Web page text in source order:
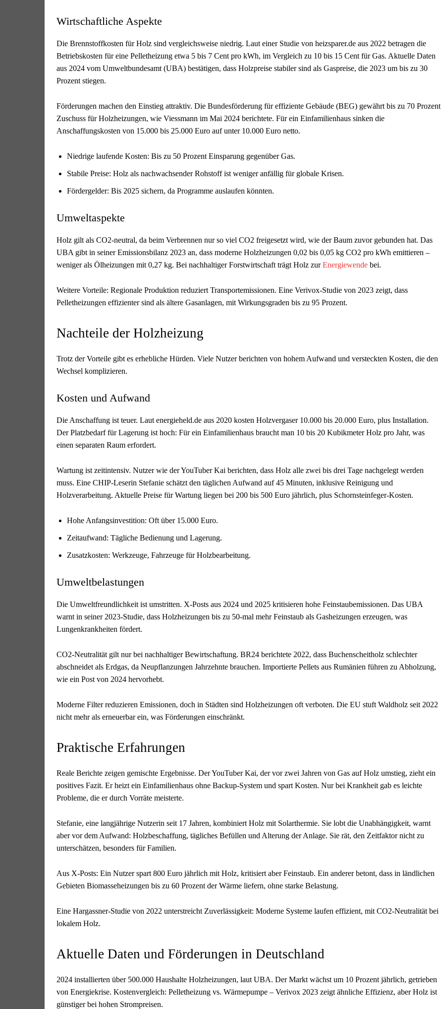
Wirtschaftliche Aspekte
Die Brennstoffkosten für Holz sind vergleichsweise niedrig. Laut einer Studie von heizsparer.de aus 2022 betragen die
Betriebskosten für eine Pelletheizung etwa 5 bis 7 Cent pro kWh, im Vergleich zu 10 bis 15 Cent für Gas. Aktuelle Daten
aus 2024 vom Umweltbundesamt (UBA) bestätigen, dass Holzpreise stabiler sind als Gaspreise, die 2023 um bis zu 30
Prozent stiegen.
Förderungen machen den Einstieg attraktiv. Die Bundesförderung für effiziente Gebäude (BEG) gewährt bis zu 70 Prozent
Zuschuss für Holzheizungen, wie Viessmann im Mai 2024 berichtete. Für ein Einfamilienhaus sinken die
Anschaffungskosten von 15.000 bis 25.000 Euro auf unter 10.000 Euro netto.
Niedrige laufende Kosten: Bis zu 50 Prozent Einsparung gegenüber Gas.
Stabile Preise: Holz als nachwachsender Rohstoff ist weniger anfällig für globale Krisen.
Fördergelder: Bis 2025 sichern, da Programme auslaufen könnten.
Umweltaspekte
Holz gilt als CO2-neutral, da beim Verbrennen nur so viel CO2 freigesetzt wird, wie der Baum zuvor gebunden hat. Das
UBA gibt in seiner Emissionsbilanz 2023 an, dass moderne Holzheizungen 0,02 bis 0,05 kg CO2 pro kWh emittieren –
weniger als Ölheizungen mit 0,27 kg. Bei nachhaltiger Forstwirtschaft trägt Holz zurEnergiewende bei.
Weitere Vorteile: Regionale Produktion reduziert Transportemissionen. Eine Verivox-Studie von 2023 zeigt, dass
Pelletheizungen effizienter sind als ältere Gasanlagen, mit Wirkungsgraden bis zu 95 Prozent.
Nachteile der Holzheizung
Trotz der Vorteile gibt es erhebliche Hürden. Viele Nutzer berichten von hohem Aufwand und versteckten Kosten, die den
Wechsel komplizieren.
Kosten und Aufwand
Die Anschaffung ist teuer. Laut energieheld.de aus 2020 kosten Holzvergaser 10.000 bis 20.000 Euro, plus Installation.
Der Platzbedarf für Lagerung ist hoch: Für ein Einfamilienhaus braucht man 10 bis 20 Kubikmeter Holz pro Jahr, was
einen separaten Raum erfordert.
Wartung ist zeitintensiv. Nutzer wie der YouTuber Kai berichten, dass Holz alle zwei bis drei Tage nachgelegt werden
muss. Eine CHIP-Leserin Stefanie schätzt den täglichen Aufwand auf 45 Minuten, inklusive Reinigung und
Holzverarbeitung. Aktuelle Preise für Wartung liegen bei 200 bis 500 Euro jährlich, plus Schornsteinfeger-Kosten.
Hohe Anfangsinvestition: Oft über 15.000 Euro.
Zeitaufwand: Tägliche Bedienung und Lagerung.
Zusatzkosten: Werkzeuge, Fahrzeuge für Holzbearbeitung.
Umweltbelastungen
Die Umweltfreundlichkeit ist umstritten. X-Posts aus 2024 und 2025 kritisieren hohe Feinstaubemissionen. Das UBA
warnt in seiner 2023-Studie, dass Holzheizungen bis zu 50-mal mehr Feinstaub als Gasheizungen erzeugen, was
Lungenkrankheiten fördert.
CO2-Neutralität gilt nur bei nachhaltiger Bewirtschaftung. BR24 berichtete 2022, dass Buchenscheitholz schlechter
abschneidet als Erdgas, da Neupflanzungen Jahrzehnte brauchen. Importierte Pellets aus Rumänien führen zu Abholzung,
wie ein Post von 2024 hervorhebt.
Moderne Filter reduzieren Emissionen, doch in Städten sind Holzheizungen oft verboten. Die EU stuft Waldholz seit 2022
nicht mehr als erneuerbar ein, was Förderungen einschränkt.
Praktische Erfahrungen
Reale Berichte zeigen gemischte Ergebnisse. Der YouTuber Kai, der vor zwei Jahren von Gas auf Holz umstieg, zieht ein
positives Fazit. Er heizt ein Einfamilienhaus ohne Backup-System und spart Kosten. Nur bei Krankheit gab es leichte
Probleme, die er durch Vorräte meisterte.
Stefanie, eine langjährige Nutzerin seit 17 Jahren, kombiniert Holz mit Solarthermie. Sie lobt die Unabhängigkeit, warnt
aber vor dem Aufwand: Holzbeschaffung, tägliches Befüllen und Alterung der Anlage. Sie rät, den Zeitfaktor nicht zu
unterschätzen, besonders für Familien.
Aus X-Posts: Ein Nutzer spart 800 Euro jährlich mit Holz, kritisiert aber Feinstaub. Ein anderer betont, dass in ländlichen
Gebieten Biomasseheizungen bis zu 60 Prozent der Wärme liefern, ohne starke Belastung.
Eine Hargassner-Studie von 2022 unterstreicht Zuverlässigkeit: Moderne Systeme laufen effizient, mit CO2-Neutralität bei
lokalem Holz.
Aktuelle Daten und Förderungen in Deutschland
2024 installierten über 500.000 Haushalte Holzheizungen, laut UBA. Der Markt wächst um 10 Prozent jährlich, getrieben
von Energiekrise. Kostenvergleich: Pelletheizung vs. Wärmepumpe – Verivox 2023 zeigt ähnliche Effizienz, aber Holz ist
günstiger bei hohen Strompreisen.